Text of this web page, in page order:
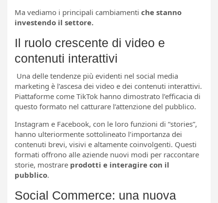
Ma vediamo i principali cambiamenti che stanno
investendo il settore.
Il ruolo crescente di video e
contenuti interattivi
Una delle tendenze più evidenti nel social media
marketing è l’ascesa dei video e dei contenuti interattivi.
Piattaforme come TikTok hanno dimostrato l’efficacia di
questo formato nel catturare l’attenzione del pubblico.
Instagram e Facebook, con le loro funzioni di “stories”,
hanno ulteriormente sottolineato l’importanza dei
contenuti brevi, visivi e altamente coinvolgenti. Questi
formati offrono alle aziende nuovi modi per raccontare
storie, mostrare prodotti e interagire con il
pubblico.
Social Commerce: una nuova